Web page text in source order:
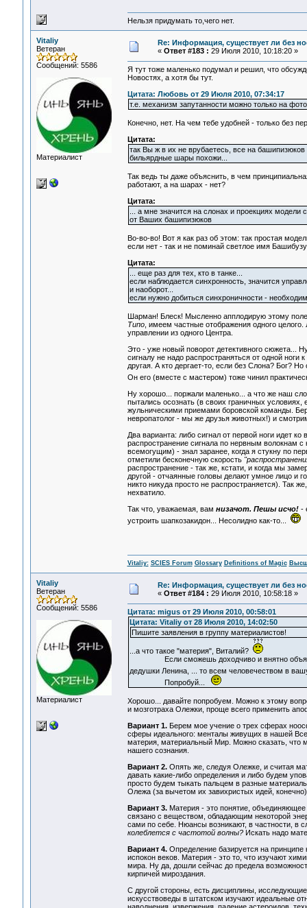
Нельзя придумать то,чего нет.
Vitaliy
Ветеран
Сообщений: 5586
Материалист
Re: Информация, существует ли без
« Ответ #183 : 29 Июля 2010, 10:18:20 »
Я тут тоже маленько подумал и решил, что
Новостях, а хотя бы тут.
Цитата: Любовь от 29 Июля 2010, 07:34:17
т.е. механизм запутанности можно только на
Конечно, нет. На чем тебе удобней - только без
Цитата:
так Вы ж в их не врубаетесь, все на
бильярдные шары похожи...
Так ведь ты даже объяснить, в чем
работают, а на шарах - нет?
Цитата:
... а мне значится на слонах и проекциях
от Ваших башипизюков
Во-во-во! Вот я как раз об этом: так простая
если нет - так и не поминай светлое имя
Цитата:
... еще раз для тех, кто в танке...
если наблюдается синхронность, значится
и наоборот...
если нужно добиться синхроничности -
Шарман! Блеск! Мысленно апплодирую этому
Типо, имеем частные отображения одного
управлении из одного Центра.
Это - уже новый поворот детективного сюжета...
сигналу не надо распространяться от одной ноги
другая. А кто дергает-то, если без Слона? Бог?
Он его (вместе с мастером) тоже чинил
Ну хорошо... поржали маленько... а что же наш
пытались осознать (в своих граничных условиях,
жульническими приемами боровской команды.
невропатолог - мы же друзья животных!) и
Два варианта: либо сигнал от первой ноги идет
распространение сигнала по нервным волокнам
всемогущим) - знал заранее, когда я стукну по
отметили бесконечную скорость
распространение - так же, кстати, и когда мы
другой - отчаянные головы делают умное лицо и
никто никуда просто не распространяется). Так
нехватило.
Так что, уважаемая, вам низачот. Пешы исчо!-
устроить шапкозакидон... Несолидно как-то...
Vitaliy: SCIES Forum Glossary Definitions of Magic
Vitaliy
Ветеран
Сообщений: 5586
Материалист
Re: Информация, существует ли без
« Ответ #184 : 29 Июля 2010, 10:58:18 »
Цитата: migus от 29 Июля 2010, 00:58:01
Цитата: Vitaliy от 28 Июля 2010, 14:02:50
Пишите заявления в группу материалистов!
...а что такое "материя", Виталий?
Если сможешь доходчиво и внятно
дедушки Ленина, ... то всем человечеством в
Попробуй...
Хорошо... давайте попробуем. Можно к этому
и мозготраха Олежки, проще всего применить
Вариант 1.Берем мое учение о трех сферах
сферы идеального: менталы живущих в нашей
материя, материальный Мир. Можно сказать, что
нашего сознания.
Вариант 2.Опять же, следуя Олежке, и считая
давать какие-либо определения и либо будем
просто будем тыкать пальцем в разные
Олежа (за вычетом их завихристых идей,
Вариант 3.Материя - это понятие, объединяющее
связано с веществом, обладающим некоторой
сами по себе. Нюансы возникают, в частности, в
колеблется с частотой волны?Искать надо
Вариант 4.Определение базируется на принципе
испокон веков. Материя - это то, что изучают
мира. Ну да, дошли сейчас до предела
кирпичей мироздания.
С другой стороны, есть дисциплины, исследующие
искусствоведы в штатском изучают идеальные